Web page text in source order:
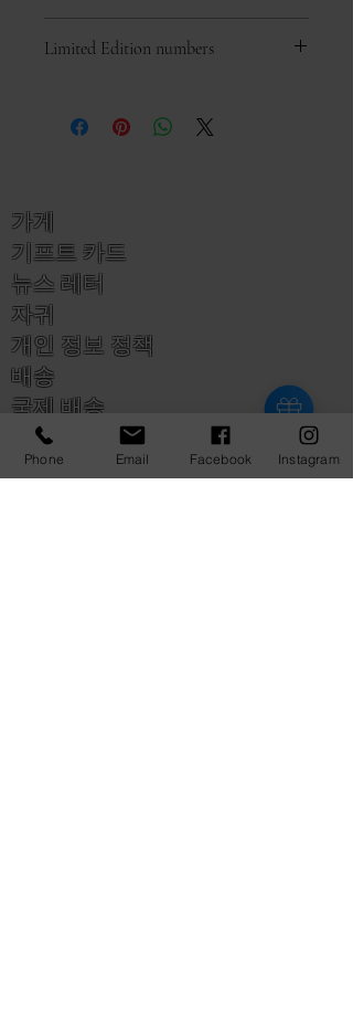
무료 영국 우편
보낼 수 있습니다.
Limited Edition numbers
numbered and signed by David
Dancey-Wood. Selection of prints
number that you would like or any
that you definately do not want then
please specify this when you
purchase and we will do our best to
help you get a number you're happy
with. Numbered prints cannot be
changed after they have been
shipped.
가게
기프트 카드
뉴스 레터
자귀
개인 정보 정책
배송
국제 배송
보고
연락하다
Phone Email Facebook Instagram